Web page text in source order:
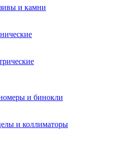
и камни
и бинокли
и коллиматоры